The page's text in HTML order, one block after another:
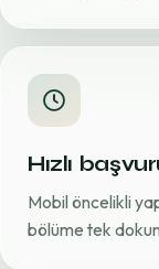
Hızlı
Mobil öncelikli
bölüme tek